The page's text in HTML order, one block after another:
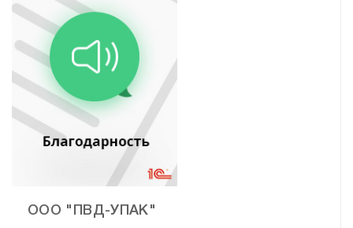
ООО "ПВД-УПАК"